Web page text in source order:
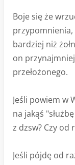
Boje się że
bardziej niż
on
przełożonego.
Jeśli powiem w
na jakąś
z dzsw? Czy
Jeśli pójdę od